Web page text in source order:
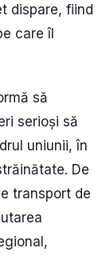
dispare, fiind
care îl
să
serioși să
uniunii, în
De
transport de